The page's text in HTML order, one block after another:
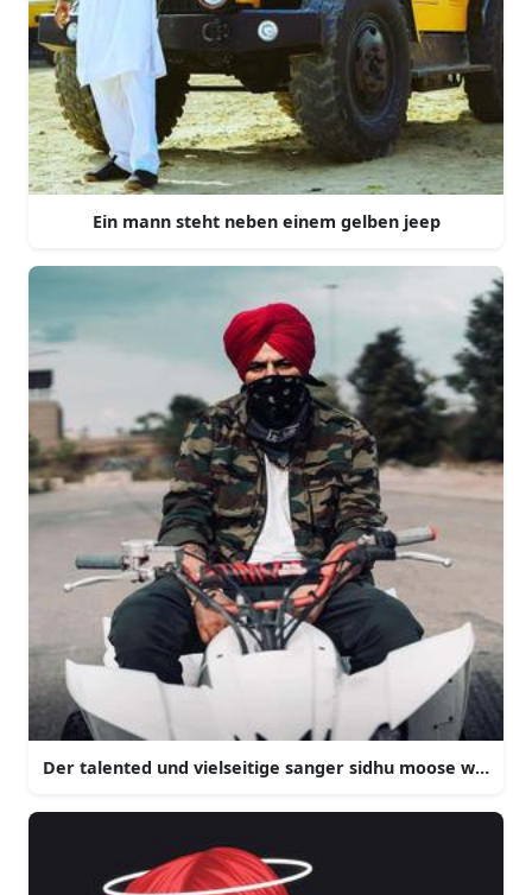
Ein mann steht neben einem gelben jeep
Der talented und vielseitige sanger sidhu moose wala